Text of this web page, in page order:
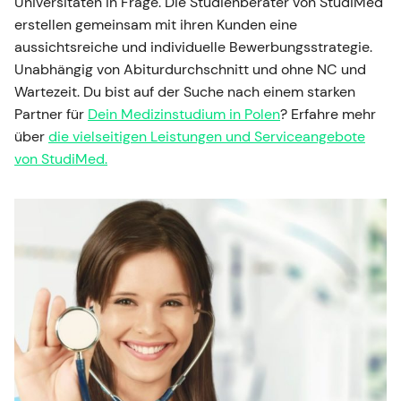
erstellen gemeinsam mit ihren Kunden eine
aussichtsreiche und individuelle Bewerbungsstrategie.
Unabhängig von Abiturdurchschnitt und ohne NC und
Wartezeit. Du bist auf der Suche nach einem starken
Partner für Dein Medizinstudium in Polen? Erfahre mehr
überdie vielseitigen Leistungen und Serviceangebote
von StudiMed.